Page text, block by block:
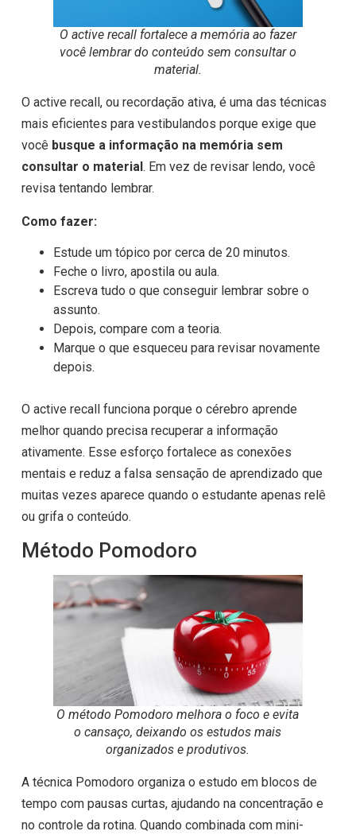
O active recall fortalece a memória ao fazer
você lembrar do conteúdo sem consultar o
material.
O active recall, ou recordação ativa, é uma das técnicas
mais eficientes para vestibulandos porque exige que
você busque a informação na memória sem
consultar o material . Em vez de revisar lendo, você
revisa tentando lembrar.
Como fazer:
Estude um tópico por cerca de 20 minutos.
Feche o livro, apostila ou aula.
Escreva tudo o que conseguir lembrar sobre o
assunto.
Depois, compare com a teoria.
Marque o que esqueceu para revisar novamente
depois.
O active recall funciona porque o cérebro aprende
melhor quando precisa recuperar a informação
ativamente. Esse esforço fortalece as conexões
mentais e reduz a falsa sensação de aprendizado que
muitas vezes aparece quando o estudante apenas relê
ou grifa o conteúdo.
Método Pomodoro
O método Pomodoro melhora o foco e evita
o cansaço, deixando os estudos mais
organizados e produtivos.
A técnica Pomodoro organiza o estudo em blocos de
tempo com pausas curtas, ajudando na concentração e
no controle da rotina. Quando combinada com mini-